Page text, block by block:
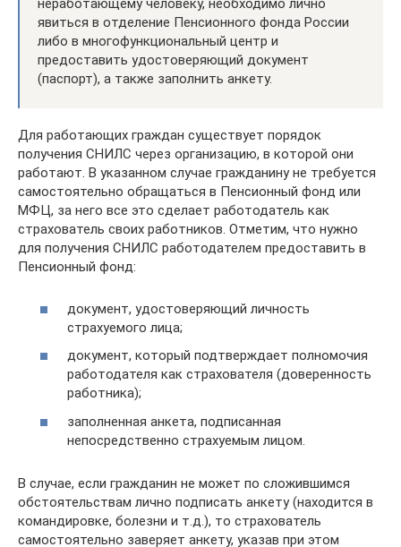
неработающему человеку, необходимо лично
явиться в отделение Пенсионного фонда России
либо в многофункциональный центр и
предоставить удостоверяющий документ
(паспорт), а также заполнить анкету.
Для работающих граждан существует порядок
получения СНИЛС через организацию, в которой они
работают. В указанном случае гражданину не требуется
самостоятельно обращаться в Пенсионный фонд или
МФЦ, за него все это сделает работодатель как
страхователь своих работников. Отметим, что нужно
для получения СНИЛС работодателем предоставить в
Пенсионный фонд:
документ, удостоверяющий личность
страхуемого лица;
документ, который подтверждает полномочия
работодателя как страхователя (доверенность
работника);
заполненная анкета, подписанная
непосредственно страхуемым лицом.
В случае, если гражданин не может по сложившимся
обстоятельствам лично подписать анкету (находится в
командировке, болезни и т.д.), то страхователь
самостоятельно заверяет анкету, указав при этом